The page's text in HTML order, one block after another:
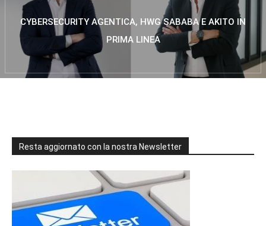
CYBERSECURITY AGENTICA, HWG SABABA E AKITO IN
PRIMA LINEA
Resta aggiornato con la nostra Newsletter